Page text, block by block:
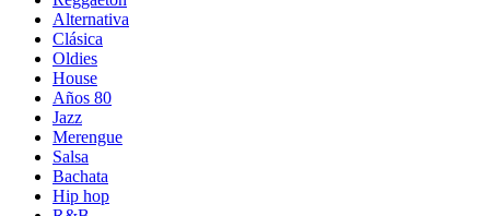
Alternativa
Clásica
Oldies
House
Años 80
Jazz
Merengue
Salsa
Bachata
Hip hop